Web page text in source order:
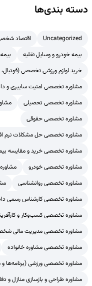
دسته بندی‌ها
Uncategorized
اقتصاد
بیمه خودرو و وسایل نقلیه
خرید لوازم ورزشی تخصصی (فوتبال،
مشاوره تخصصی امنیت سایبری و
مشاوره تخصصی تحصیلی
مشاوره تخصصی حقوقی
مشاوره تخصصی حل مشکلات نرم
مشاوره تخصصی خرید و مقایسه
مشاوره تخصصی خودرو
مشاوره تخصصی روانشناسی
مشاوره تخصصی کارشناس رسمی
مشاوره تخصصی کسب‌وکار و
مشاوره تخصصی مدیریت مالی
مشاوره تخصصی مشاوره خانواده
مشاوره تخصصی ورزشی (برنامه‌ها
مشاوره طراحی و بازسازی منازل و